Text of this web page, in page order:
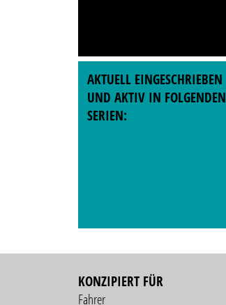
AKTUELL EINGESCHRIEBEN
UND AKTIV IN FOLGENDEN
SERIEN:
KONZIPIERT FÜR
Fahrer